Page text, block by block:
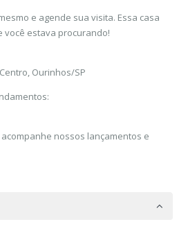
e agende sua visita. Essa casa
você estava procurando!
Ourinhos/SP
nossos lançamentos e